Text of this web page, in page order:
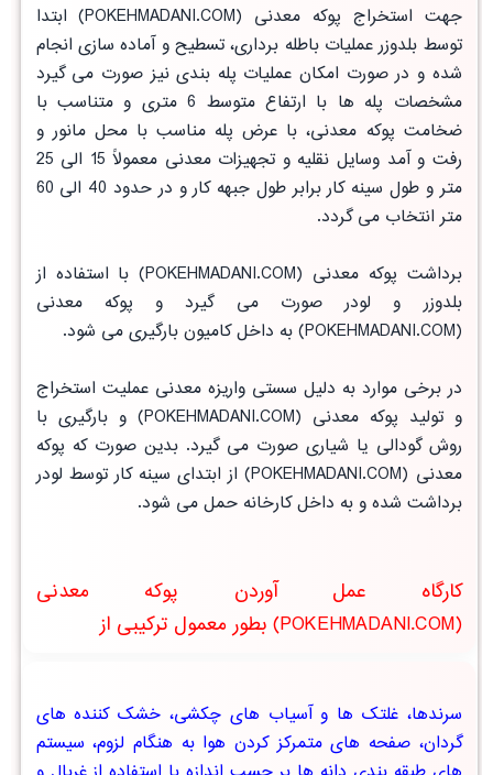
جهت استخراج پوکه معدنی (POKEHMADANI.COM) ابتدا
توسط بلدوزر عملیات باطله برداری، تسطیح و آماده سازی انجام
شده و در صورت امکان عملیات پله بندی نیز صورت می گیرد
مشخصات پله ها با ارتفاع متوسط 6 متری و متناسب با
ضخامت پوکه معدنی، با عرض پله مناسب با محل مانور و
رفت و آمد وسایل نقلیه و تجهیزات معدنی معمولاً 15 الی 25
متر و طول سینه کار برابر طول جبهه کار و در حدود 40 الی 60
متر انتخاب می گردد.
برداشت پوکه معدنی (POKEHMADANI.COM) با استفاده از
بلدوزر و لودر صورت می گیرد و پوکه معدنی
(POKEHMADANI.COM) به داخل کامیون بارگیری می شود.
در برخی موارد به دلیل سستی واریزه معدنی عملیت استخراج
و تولید پوکه معدنی (POKEHMADANI.COM) و بارگیری با
روش گودالی یا شیاری صورت می گیرد. بدین صورت که پوکه
معدنی (POKEHMADANI.COM) از ابتدای سینه کار توسط لودر
برداشت شده و به داخل کارخانه حمل می شود.
کارگاه عمل آوردن پوکه معدنی
(POKEHMADANI.COM) بطور معمول ترکیبی از
سرندها، غلتک ها و آسیاب های چکشی، خشک کننده های
گردان، صفحه های متمرکز کردن هوا به هنگام لزوم، سیستم